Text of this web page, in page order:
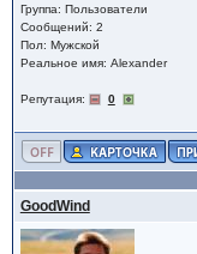
Группа: Пользователи
Сообщений: 2
Пол: Мужской
Реальное имя: Alexander
Репутация: 0
GoodWind